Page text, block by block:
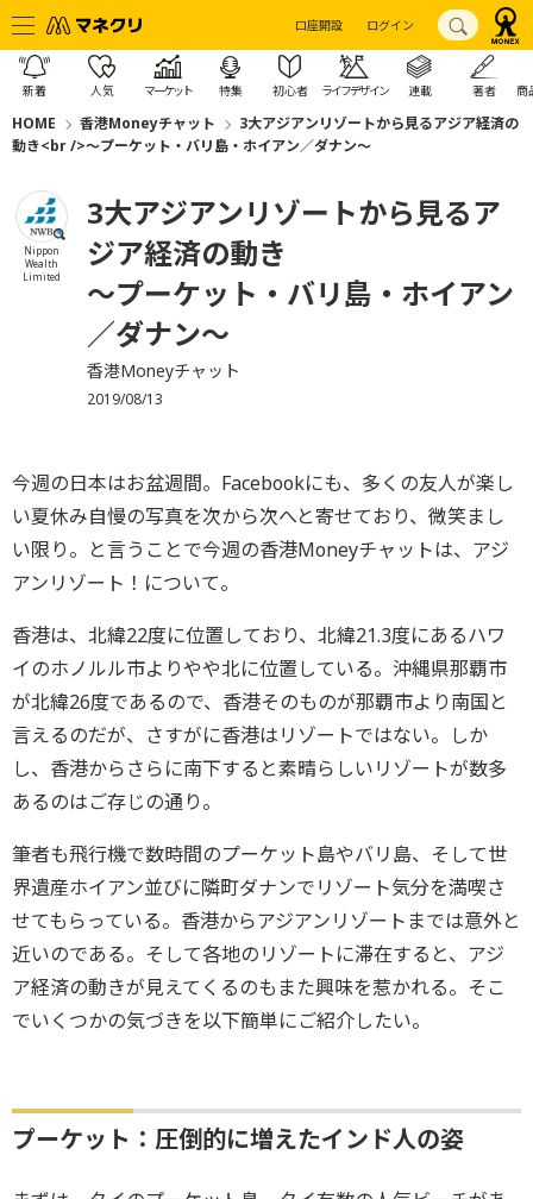
口座開設 ログイン
新着 人気 マーケット 特集 初心者 ライフデザイン 連載 著者 商
HOME 香港Moneyチャット
3大アジアンリゾートから見るアジア経済の
動き<br />～プーケット・バリ島・ホイアン／ダナン～
Nippon
Wealth
Limited
3大アジアンリゾートから見るア
ジア経済の動き
～プーケット・バリ島・ホイアン
／ダナン～
香港Moneyチャット
2019/08/13
今週の日本はお盆週間。Facebookにも、多くの友人が楽し
い夏休み自慢の写真を次から次へと寄せており、微笑まし
い限り。と言うことで今週の香港Moneyチャットは、アジ
アンリゾート！について。
香港は、北緯22度に位置しており、北緯21.3度にあるハワ
イのホノルル市よりやや北に位置している。沖縄県那覇市
が北緯26度であるので、香港そのものが那覇市より南国と
言えるのだが、さすがに香港はリゾートではない。しか
し、香港からさらに南下すると素晴らしいリゾートが数多
あるのはご存じの通り。
筆者も飛行機で数時間のプーケット島やバリ島、そして世
界遺産ホイアン並びに隣町ダナンでリゾート気分を満喫さ
せてもらっている。香港からアジアンリゾートまでは意外と
近いのである。そして各地のリゾートに滞在すると、アジ
ア経済の動きが見えてくるのもまた興味を惹かれる。そこ
でいくつかの気づきを以下簡単にご紹介したい。
プーケット：圧倒的に増えたインド人の姿